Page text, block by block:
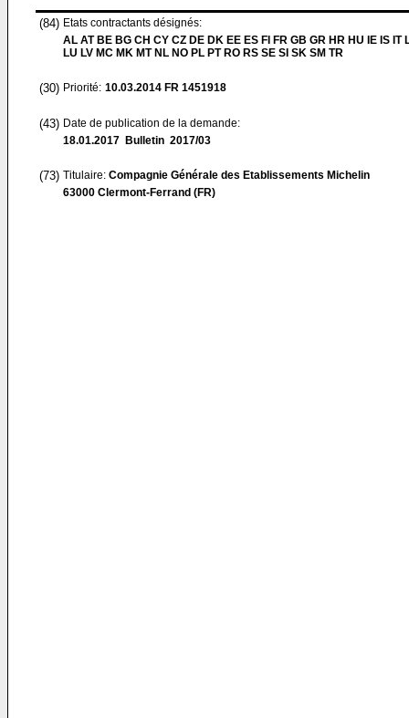
(84) Etats contractants désignés:
AL AT BE BG CH CY CZ DE DK EE ES FI FR GB GR HR HU IE IS IT
LU LV MC MK MT NL NO PL PT RO RS SE SI SK SM TR
(30) Priorité: 10.03.2014 FR 1451918
(43) Date de publication de la demande:
18.01.2017 Bulletin 2017/03
(73) Titulaire: Compagnie Générale des Etablissements Michelin
63000 Clermont-Ferrand (FR)